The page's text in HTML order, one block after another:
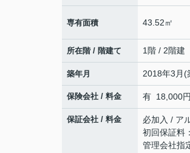
専有面積 43.52㎡
所在階 / 階建て 1階 / 2階建
築年月 2018年3月(
保険会社 / 料金 有 18,000
保証会社 / 料金
必加入 / ア
初回保証料
管理会社指